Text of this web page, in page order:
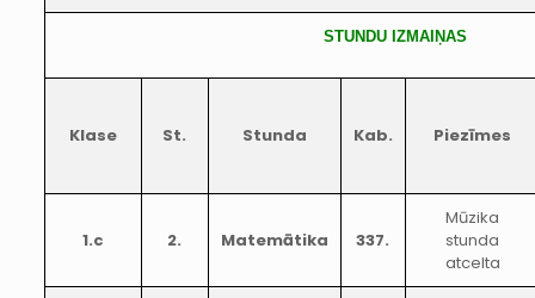
STUNDU IZMAIŅAS
Klase St. Stunda Kab. Piezīmes
1.c 2. Matemātika 337.
Mūzika
stunda
atcelta